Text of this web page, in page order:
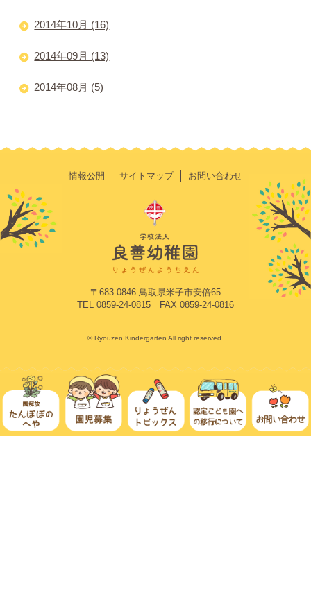
2014年10月 (16)
2014年09月 (13)
2014年08月 (5)
情報公開 サイトマップ お問い合わせ
〒683-0846 鳥取県米子市安倍65
TEL 0859-24-0815 FAX 0859-24-0816
© Ryouzen Kindergarten All right reserved.